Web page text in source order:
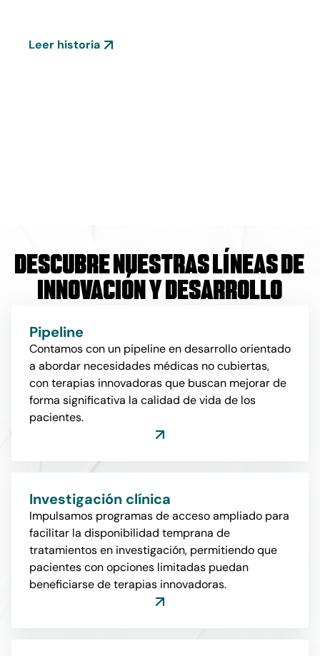
Leer historia
Descubre nuestras líneas de
innovación y desarrollo
Pipeline
Contamos con un pipeline en desarrollo orientado
a abordar necesidades médicas no cubiertas,
con terapias innovadoras que buscan mejorar de
forma significativa la calidad de vida de los
pacientes.
Investigación clínica
Impulsamos programas de acceso ampliado para
facilitar la disponibilidad temprana de
tratamientos en investigación, permitiendo que
pacientes con opciones limitadas puedan
beneficiarse de terapias innovadoras.